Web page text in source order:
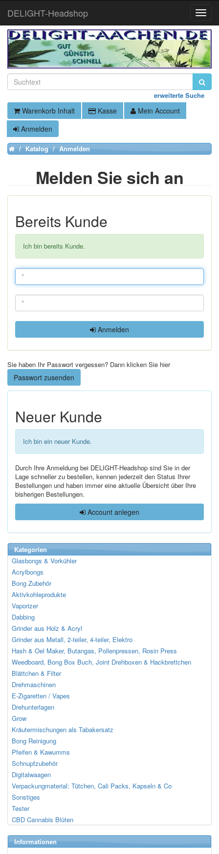
erweiterte Suche
Warenkorb Inhalt Kasse
Mein Account
Anmelden
HomeKatalog Anmelden
Melden Sie sich an
Bereits Kunde
Ich bin bereits Kunde.
Anmelden
Sie haben Ihr Passwort vergessen? Dann klicken Sie hier
Passwort zusenden
Neuer Kunde
Ich bin ein neuer Kunde.
Durch Ihre Anmeldung bei DELIGHT-Headshop sind Sie in der
Lage schneller zu bestellen, kennen jederzeit den Status Ihrer
Bestellungen und haben immer eine aktuelle Übersicht über Ihre
bisherigen Bestellungen.
Account anlegen
Kategorien
Glasbongs & Vorkühler
Acrylbongs
Bong Zubehör
Aktivkohleprodukte
Vaporizer
Dabbing
Grinder aus Holz & Acryl
Grinder aus Metall, 2-teiler, 4-teiler, Elektro
Hash & Oel Maker, Butangas, Pollenpressen, Rosin Press
Weedboard, Bong Box Buch, Joint Drehboxen & Hackbrettchen
Blättchen & Filter
Drehmaschinen
E-Zigaretten / Vapes
Drehunterlagen
Grow
Kräutermischungen als Tabakersatz
Bong Reinigung
Pfeifen & Kawumms
Schnupfzubehör
Digitalwaagen
Verpackungmaterial: Tütchen, Cali Packs, Kapseln & Co
Sonstiges
Tester
CBD Cannabis Blüten
Informationen
Toggle
DELIGHT-Headshop